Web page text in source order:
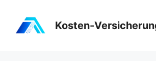
Inhalt
springen
Kosten-